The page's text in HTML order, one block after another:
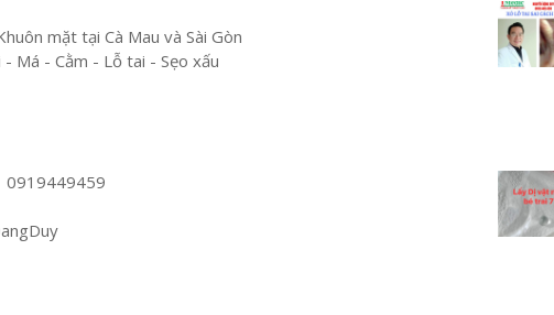
mặt tại Cà Mau và Sài Gòn
Má - Cằm - Lỗ tai - Sẹo xấu